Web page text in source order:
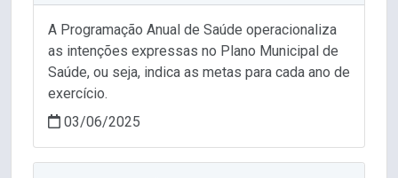
A Programação Anual de Saúde operacionaliza
as intenções expressas no Plano Municipal de
Saúde, ou seja, indica as metas para cada ano de
exercício.
03/06/2025